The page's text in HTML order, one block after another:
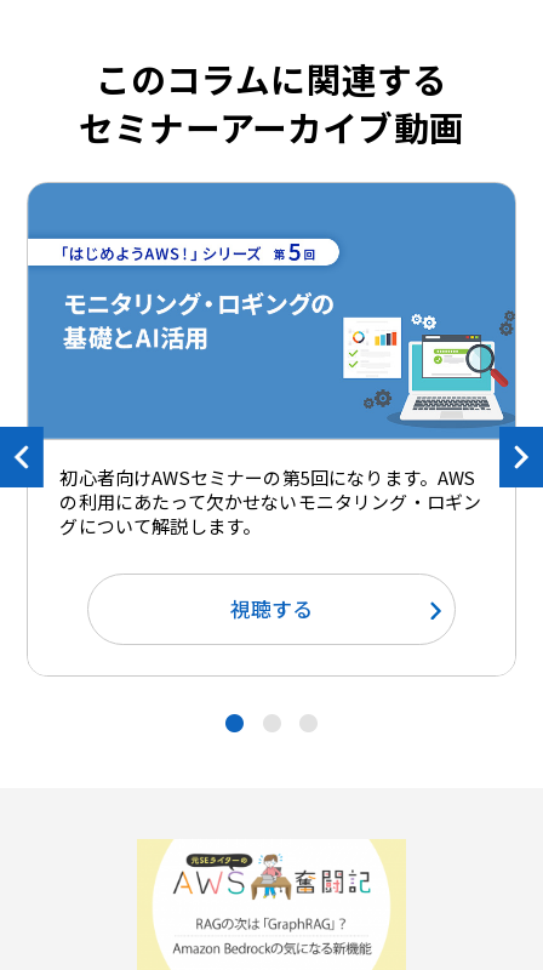
このコラムに関連する
セミナーアーカイブ動画
初心者向けAWSセミナーの第5回になります。AWS
の利用にあたって欠かせないモニタリング・ロギン
グについて解説します。
視聴する
● ● ●